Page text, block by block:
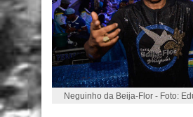
Neguinho da Beija-Flor - Foto: